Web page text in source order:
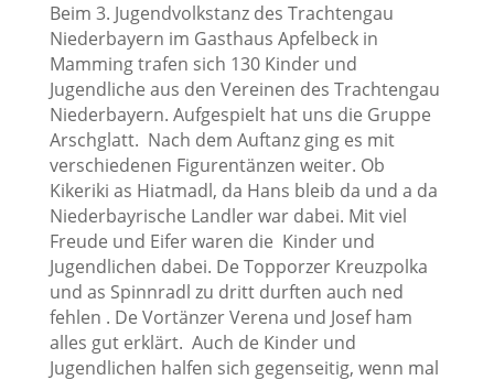
Beim 3. Jugendvolkstanz des Trachtengau
Niederbayern im Gasthaus Apfelbeck in
Mamming trafen sich 130 Kinder und
Jugendliche aus den Vereinen des Trachtengau
Niederbayern. Aufgespielt hat uns die Gruppe
Arschglatt. Nach dem Auftanz ging es mit
verschiedenen Figurentänzen weiter. Ob
Kikeriki as Hiatmadl, da Hans bleib da und a da
Niederbayrische Landler war dabei. Mit viel
Freude und Eifer waren die Kinder und
Jugendlichen dabei. De Topporzer Kreuzpolka
und as Spinnradl zu dritt durften auch ned
fehlen . De Vortänzer Verena und Josef ham
alles gut erklärt. Auch de Kinder und
Jugendlichen halfen sich gegenseitig, wenn mal